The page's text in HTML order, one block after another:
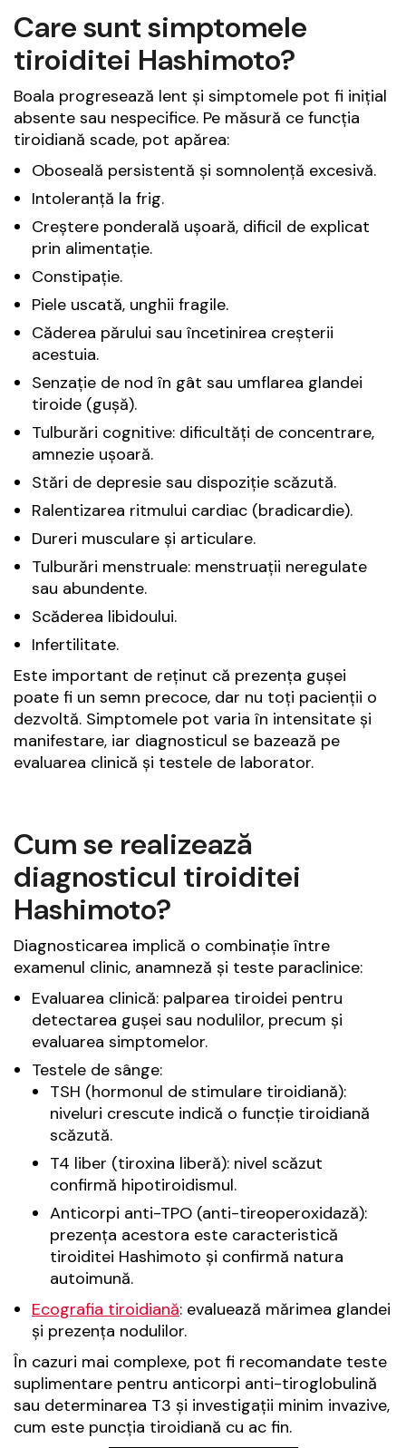
Care sunt simptomele
tiroiditei Hashimoto?
Boala progresează lent și simptomele pot fi inițial
absente sau nespecifice. Pe măsură ce funcția
tiroidiană scade, pot apărea:
Oboseală persistentă și somnolență excesivă.
Intoleranță la frig.
Creștere ponderală ușoară, dificil de explicat
prin alimentație.
Constipație.
Piele uscată, unghii fragile.
Căderea părului sau încetinirea creșterii
acestuia.
Senzație de nod în gât sau umflarea glandei
tiroide (gușă).
Tulburări cognitive: dificultăți de concentrare,
amnezie ușoară.
Stări de depresie sau dispoziție scăzută.
Ralentizarea ritmului cardiac (bradicardie).
Dureri musculare și articulare.
Tulburări menstruale: menstruații neregulate
sau abundente.
Scăderea libidoului.
Infertilitate.
Este important de reținut că prezența gușei
poate fi un semn precoce, dar nu toți pacienții o
dezvoltă. Simptomele pot varia în intensitate și
manifestare, iar diagnosticul se bazează pe
evaluarea clinică și testele de laborator.
Cum se realizează
diagnosticul tiroiditei
Hashimoto?
Diagnosticarea implică o combinație între
examenul clinic, anamneză și teste paraclinice:
Evaluarea clinică: palparea tiroidei pentru
detectarea gușei sau nodulilor, precum și
evaluarea simptomelor.
Testele de sânge:
TSH (hormonul de stimulare tiroidiană):
niveluri crescute indică o funcție tiroidiană
scăzută.
T4 liber (tiroxina liberă): nivel scăzut
confirmă hipotiroidismul.
Anticorpi anti-TPO (anti-tireoperoxidază):
prezența acestora este caracteristică
tiroiditei Hashimoto și confirmă natura
autoimună.
Ecografia tiroidiană: evaluează mărimea glandei
și prezența nodulilor.
În cazuri mai complexe, pot fi recomandate teste
suplimentare pentru anticorpi anti-tiroglobulină
sau determinarea T3 și investigații minim invazive,
cum este puncția tiroidiană cu ac fin.